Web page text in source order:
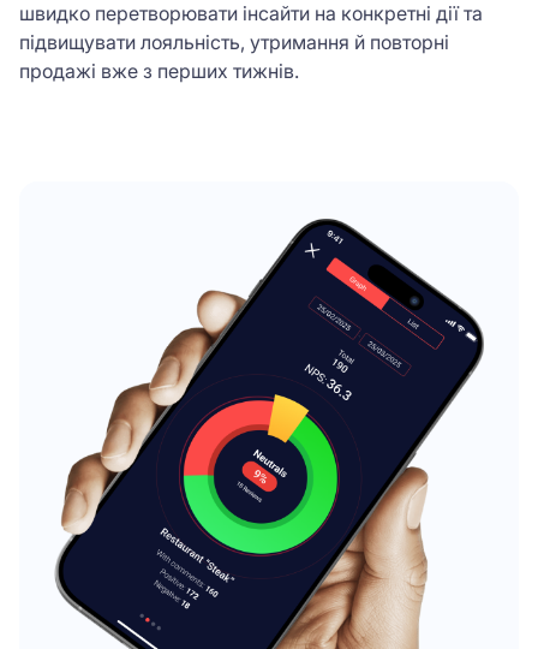
швидко перетворювати інсайти на конкретні дії та
підвищувати лояльність, утримання й повторні
продажі вже з перших тижнів.